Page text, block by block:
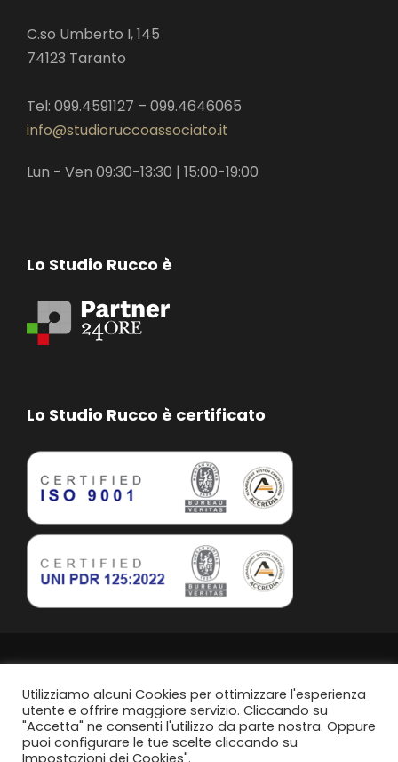
C.so Umberto I, 145
74123 Taranto
Tel: 099.4591127 – 099.4646065
info@studioruccoassociato.it
Lun - Ven 09:30-13:30 | 15:00-19:00
Lo Studio Rucco è
Lo Studio Rucco è certificato
Privacy Policy
Politica di parità di genere
Content Design by
Utilizziamo alcuni Cookies per ottimizzare l'esperienza
utente e offrire maggiore servizio. Cliccando su
"Accetta" ne consenti l'utilizzo da parte nostra. Oppure
puoi configurare le tue scelte cliccando su
Impostazioni dei Cookies".